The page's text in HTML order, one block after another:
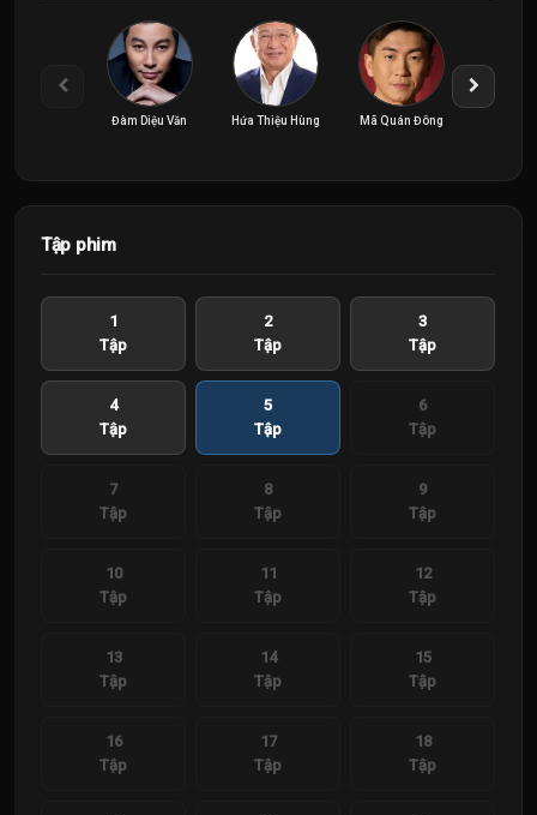
Đàm Diệu Văn Hứa Thiệu Hùng Mã Quán Đông
Tập phim
1
Tập
2
Tập
3
Tập
4
Tập
5
Tập
6
Tập
7
Tập
8
Tập
9
Tập
10
Tập
11
Tập
12
Tập
13
Tập
14
Tập
15
Tập
16
Tập
17
Tập
18
Tập